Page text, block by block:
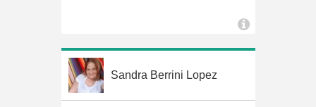
Sandra Berrini Lopez